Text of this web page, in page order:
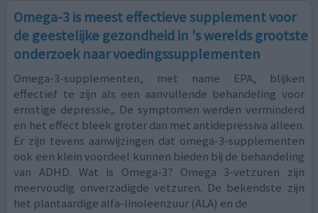
Omega-3 is meest effectieve supplement voor
de geestelijke gezondheid in 's werelds grootste
onderzoek naar voedingssupplementen
Omega-3-supplementen, met name EPA, blijken
effectief te zijn als een aanvullende behandeling voor
ernstige depressie,. De symptomen werden verminderd
en het effect bleek groter dan met antidepressiva alleen.
Er zijn tevens aanwijzingen dat omega-3-supplementen
ook een klein voordeel kunnen bieden bij de behandeling
van ADHD. Wat is Omega-3? Omega 3-vetzuren zijn
meervoudig onverzadigde vetzuren. De bekendste zijn
het plantaardige alfa-linoleenzuur (ALA) en de